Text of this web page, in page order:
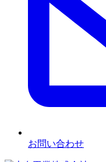
お問い合わせ